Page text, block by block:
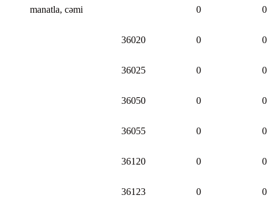
manatla, cəmi 0 0
36020 0 0
36025 0 0
36050 0 0
36055 0 0
36120 0 0
36123 0 0